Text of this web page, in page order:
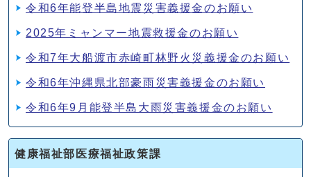
令和6年能登半島地震災害義援金のお願い
2025年ミャンマー地震救援金のお願い
令和7年大船渡市赤崎町林野火災義援金のお願い
令和6年沖縄県北部豪雨災害義援金のお願い
令和6年9月能登半島大雨災害義援金のお願い
健康福祉部医療福祉政策課